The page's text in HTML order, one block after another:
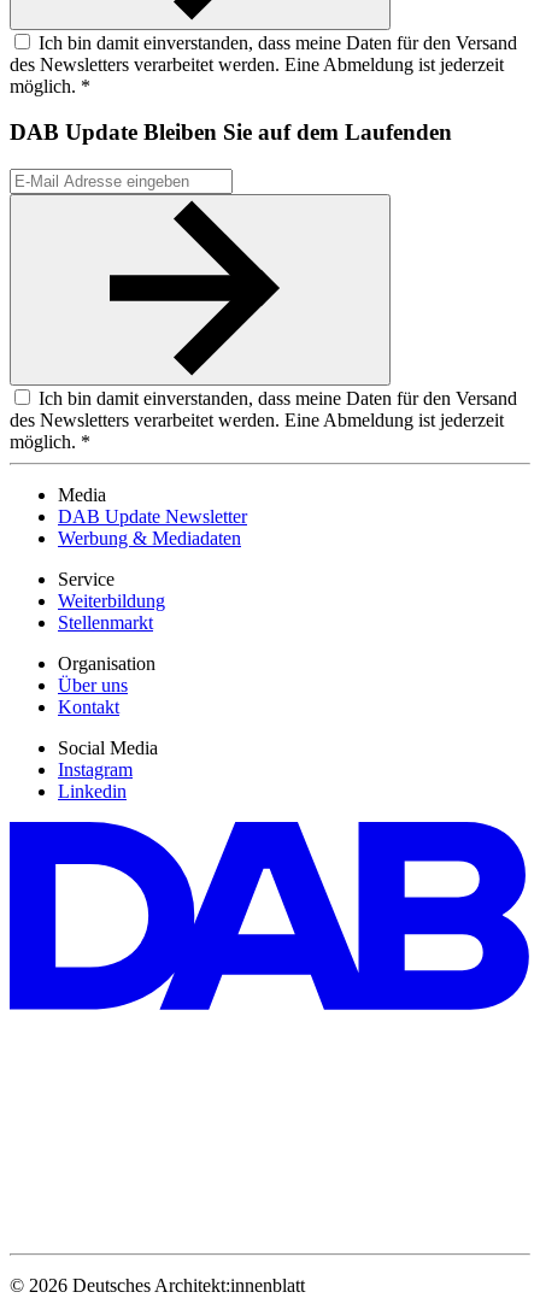
Ich bin damit einverstanden, dass meine Daten für den Versand
des Newsletters verarbeitet werden. Eine Abmeldung ist jederzeit
möglich. *
DAB Update Bleiben Sie auf dem Laufenden
Ich bin damit einverstanden, dass meine Daten für den Versand
des Newsletters verarbeitet werden. Eine Abmeldung ist jederzeit
möglich. *
Media
DAB Update Newsletter
Werbung & Mediadaten
Service
Weiterbildung
Stellenmarkt
Organisation
Über uns
Kontakt
Social Media
Instagram
Linkedin
© 2026 Deutsches Architekt:innenblatt